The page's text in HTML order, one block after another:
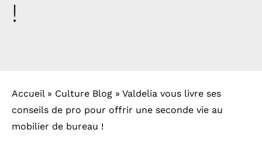
!
Accueil» Culture Blog » Valdelia vous livre ses
conseils de pro pour offrir une seconde vie au
mobilier de bureau !